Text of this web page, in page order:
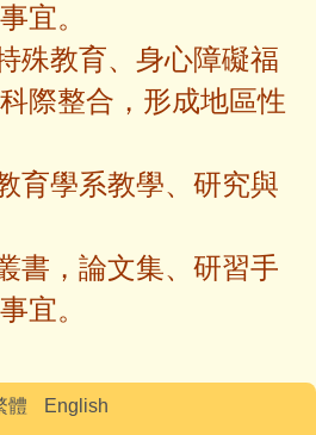
宜。
殊教育、身心障礙福
際整合，形成地區性
育學系教學、研究與
書，論文集、研習手
宜。
體 English